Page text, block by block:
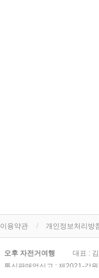
이용약관 개인정보처리방
오후 자전거여행 대표 :
통신판매업신고 : 제2021-강